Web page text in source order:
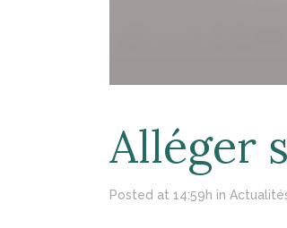
Alléger
Posted at 14:59h in